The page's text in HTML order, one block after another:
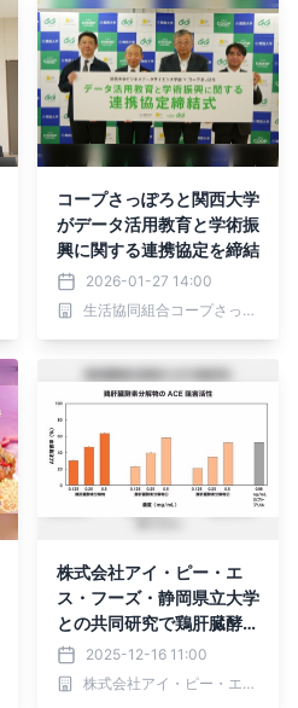
コープさっぽろと関西大学
がデータ活用教育と学術振
興に関する連携協定を締結
2026-01-27 14:00
生活協同組合コープさっぽろ
株式会社アイ・ピー・エ
ス・フーズ・静岡県立大学
との共同研究で鶏肝臓酵素
分解物のACE 阻害活性を
確認
2025-12-16 11:00
株式会社アイ・ピー・エス・フーズ